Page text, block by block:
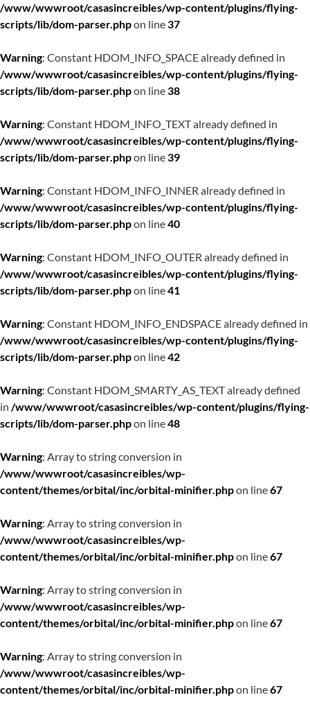
/www/wwwroot/casasincreibles/wp-content/plugins/flying-
scripts/lib/dom-parser.phpon line37
Warning: Constant HDOM_INFO_SPACE already defined in
/www/wwwroot/casasincreibles/wp-content/plugins/flying-
scripts/lib/dom-parser.phpon line38
Warning: Constant HDOM_INFO_TEXT already defined in
/www/wwwroot/casasincreibles/wp-content/plugins/flying-
scripts/lib/dom-parser.phpon line39
Warning: Constant HDOM_INFO_INNER already defined in
/www/wwwroot/casasincreibles/wp-content/plugins/flying-
scripts/lib/dom-parser.phpon line40
Warning: Constant HDOM_INFO_OUTER already defined in
/www/wwwroot/casasincreibles/wp-content/plugins/flying-
scripts/lib/dom-parser.phpon line41
Warning: Constant HDOM_INFO_ENDSPACE already defined in
/www/wwwroot/casasincreibles/wp-content/plugins/flying-
scripts/lib/dom-parser.phpon line42
Warning: Constant HDOM_SMARTY_AS_TEXT already defined
in /www/wwwroot/casasincreibles/wp-content/plugins/flying-
scripts/lib/dom-parser.phpon line48
Warning: Array to string conversion in
/www/wwwroot/casasincreibles/wp-
content/themes/orbital/inc/orbital-minifier.phpon line67
Warning: Array to string conversion in
/www/wwwroot/casasincreibles/wp-
content/themes/orbital/inc/orbital-minifier.phpon line67
Warning: Array to string conversion in
/www/wwwroot/casasincreibles/wp-
content/themes/orbital/inc/orbital-minifier.phpon line67
Warning: Array to string conversion in
/www/wwwroot/casasincreibles/wp-
content/themes/orbital/inc/orbital-minifier.phpon line67